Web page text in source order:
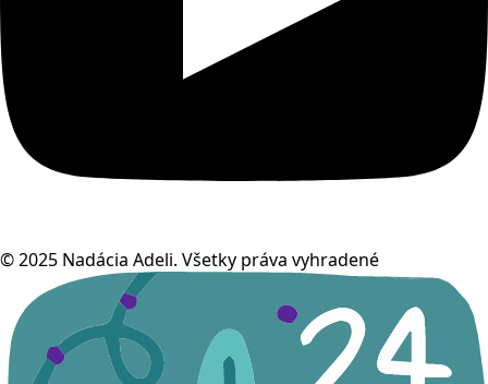
© 2025 Nadácia Adeli. Všetky práva vyhradené